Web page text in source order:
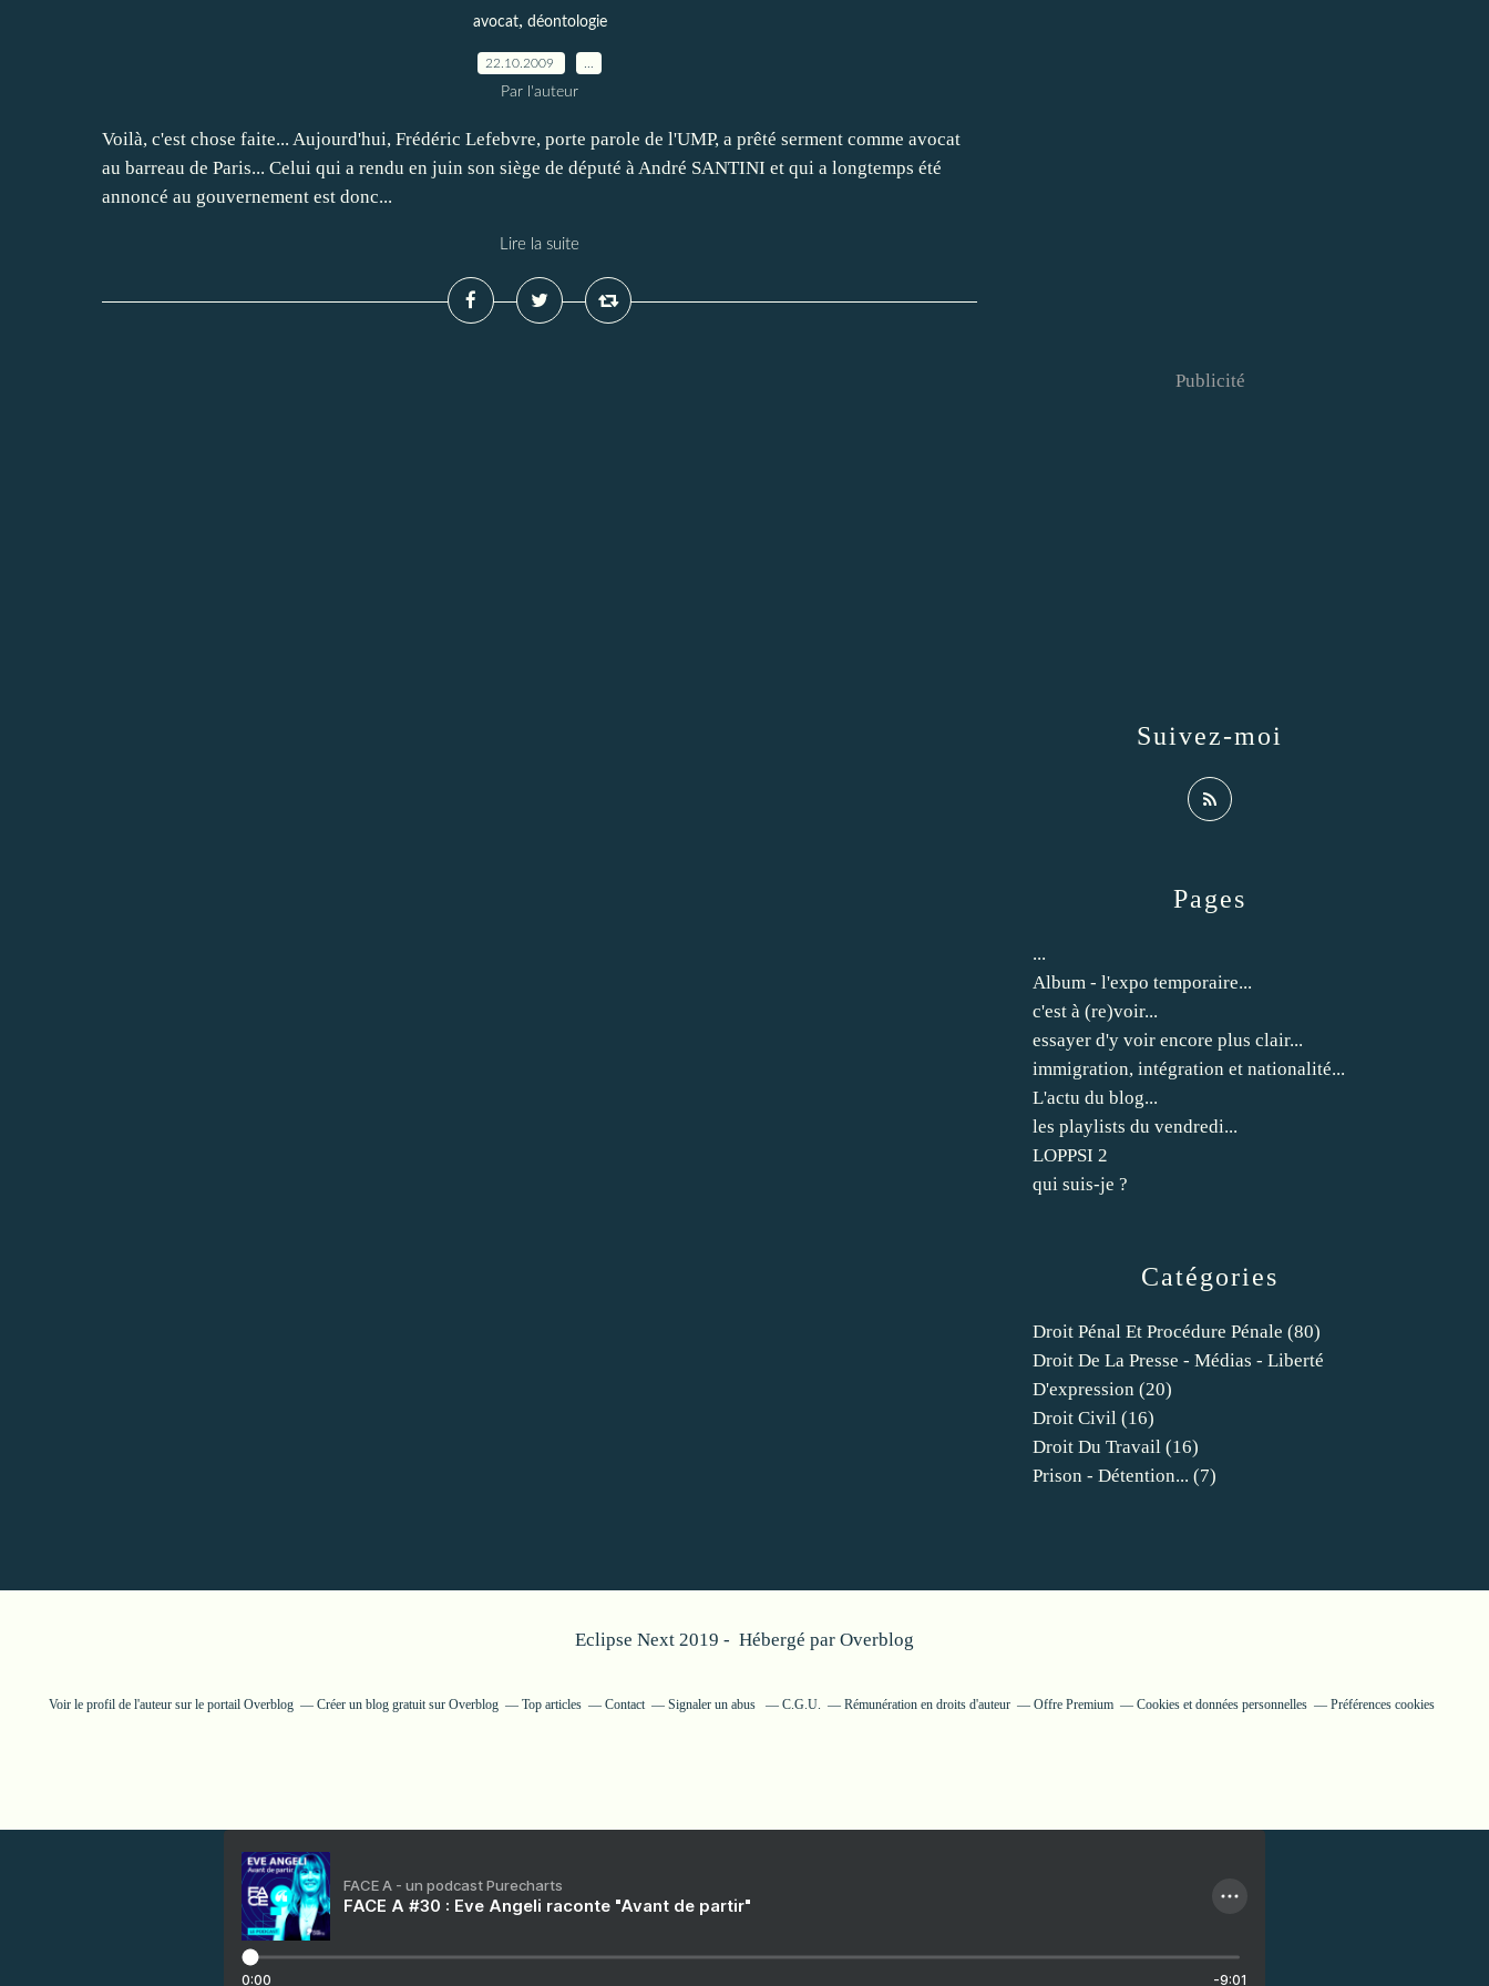
avocat, déontologie
22.10.2009
Par l'auteur
Voilà, c'est chose faite... Aujourd'hui, Frédéric Lefebvre, porte parole de l'UMP, a prêté serment comme avocat
au barreau de Paris... Celui qui a rendu en juin son siège de député à André SANTINI et qui a longtemps été
annoncé au gouvernement est donc...
Lire la suite
Catégories
Droit Pénal Et Procédure Pénale (80)
Droit De La Presse - Médias - Liberté
D'expression (20)
Droit Civil (16)
Droit Du Travail (16)
Prison - Détention... (7)
Pages
...
Album - l'expo temporaire...
c'est à (re)voir...
essayer d'y voir encore plus clair...
immigration, intégration et nationalité...
L'actu du blog...
les playlists du vendredi...
LOPPSI 2
qui suis-je ?
Suivez-moi
Publicité
Eclipse Next 2019 - Hébergé par Overblog
Voir le profil de l'auteursur le portail Overblog Créer un blog gratuit sur Overblog Top articles Contact Signaler un abus C.G.U. Rémunération en droits d'auteur Offre Premium Cookies et données personnelles Préférences cookies
FACE A - un podcast Purecharts
FACE A #30 : Eve Angeli raconte "Avant de partir"
0:00 -9:01